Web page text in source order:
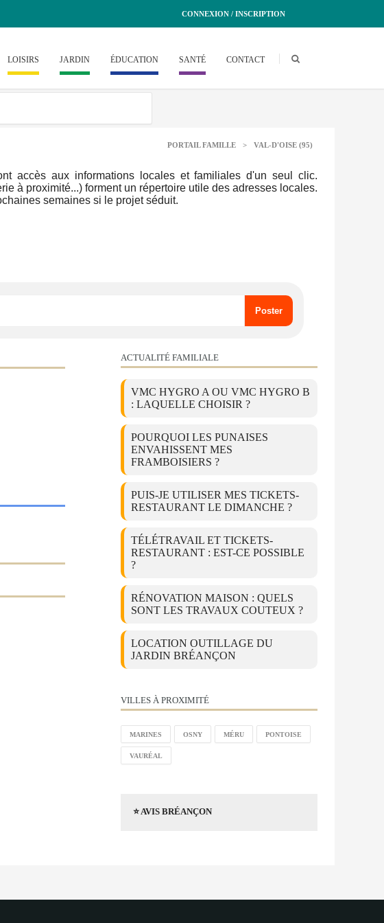
CONNEXION / INSCRIPTION
LOISIRS JARDIN ÉDUCATION SANTÉ CONTACT
PORTAIL FAMILLE > VAL-D'OISE (95)
accès aux informations locales et familiales d'un seul clic.
à proximité...) forment un répertoire utile des adresses locales.
semaines si le projet séduit.
ACTUALITÉ FAMILIALE
VMC HYGRO A OU VMC HYGRO B
: LAQUELLE CHOISIR ?
POURQUOI LES PUNAISES
ENVAHISSENT MES
FRAMBOISIERS ?
PUIS-JE UTILISER MES TICKETS-
RESTAURANT LE DIMANCHE ?
TÉLÉTRAVAIL ET TICKETS-
RESTAURANT : EST-CE POSSIBLE
?
RÉNOVATION MAISON : QUELS
SONT LES TRAVAUX COUTEUX ?
LOCATION OUTILLAGE DU
JARDIN BRÉANÇON
VILLES À PROXIMITÉ
MARINES OSNY MÉRU PONTOISE
VAURÉAL
⭐ AVIS BRÉANÇON